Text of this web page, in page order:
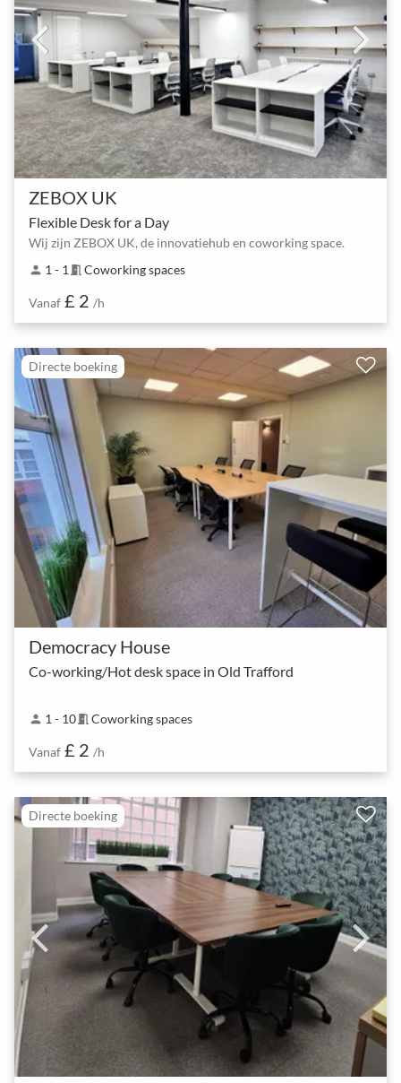
ZEBOX UK
Flexible Desk for a Day
Wij zijn ZEBOX UK, de innovatiehub en coworking space.
person 1 - 1 meeting_room Coworking spaces
Vanaf £ 2 /h
Directe boeking
Democracy House
Co-working/Hot desk space in Old Trafford
person 1 - 10meeting_room Coworking spaces
Vanaf £ 2 /h
Directe boeking